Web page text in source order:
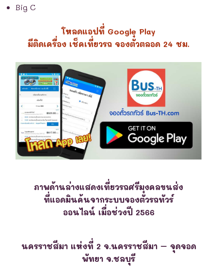
Big C
โหลดแอปที่ Google Play
มีติดเครื่อง เช็คเที่ยวรถ จองตั๋วตลอด 24 ชม.
ภาพด้านล่างแสดงเที่ยวรถศรีมงคลขนส่ง
ที่แอดมินค้นจากระบบจองตั๋วรถทัวร์
ออนไลน์ เมื่อช่วงปี 2566
นครราชสีมา แห่งที่ 2 จ.นครราชสีมา – จุดจอด
พัทยา จ.ชลบุรี